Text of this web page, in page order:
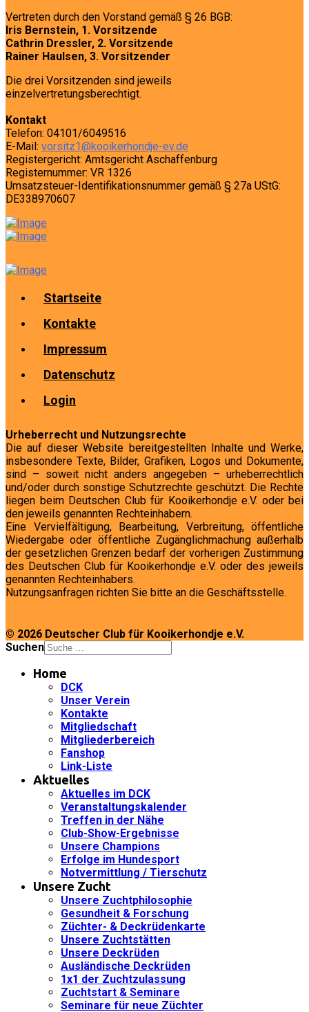
Vertreten durch den Vorstand gemäß § 26 BGB:
Iris Bernstein, 1. Vorsitzende
Cathrin Dressler, 2. Vorsitzende
Rainer Haulsen, 3. Vorsitzender
Die drei Vorsitzenden sind jeweils
einzelvertretungsberechtigt.
Kontakt
Telefon: 04101/6049516
E-Mail: vorsitz1@kooikerhondje-ev.de
Registergericht: Amtsgericht Aschaffenburg
Registernummer: VR 1326
Umsatzsteuer-Identifikationsnummer gemäß § 27a UStG:
DE338970607
Startseite
Kontakte
Impressum
Datenschutz
Login
Urheberrecht und Nutzungsrechte
Die auf dieser Website bereitgestellten Inhalte und Werke,
insbesondere Texte, Bilder, Grafiken, Logos und Dokumente,
sind – soweit nicht anders angegeben – urheberrechtlich
und/oder durch sonstige Schutzrechte geschützt. Die Rechte
liegen beim Deutschen Club für Kooikerhondje e.V. oder bei
den jeweils genannten Rechteinhabern.
Eine Vervielfältigung, Bearbeitung, Verbreitung, öffentliche
Wiedergabe oder öffentliche Zugänglichmachung außerhalb
der gesetzlichen Grenzen bedarf der vorherigen Zustimmung
des Deutschen Club für Kooikerhondje e.V. oder des jeweils
genannten Rechteinhabers.
Nutzungsanfragen richten Sie bitte an die Geschäftsstelle.
© 2026 Deutscher Club für Kooikerhondje e.V.
Suchen
Home
DCK
Unser Verein
Kontakte
Mitgliedschaft
Mitgliederbereich
Fanshop
Link-Liste
Aktuelles
Aktuelles im DCK
Veranstaltungskalender
Treffen in der Nähe
Club-Show-Ergebnisse
Unsere Champions
Erfolge im Hundesport
Notvermittlung / Tierschutz
Unsere Zucht
Unsere Zuchtphilosophie
Gesundheit & Forschung
Züchter- & Deckrüdenkarte
Unsere Zuchtstätten
Unsere Deckrüden
Ausländische Deckrüden
1x1 der Zuchtzulassung
Zuchtstart & Seminare
Seminare für neue Züchter